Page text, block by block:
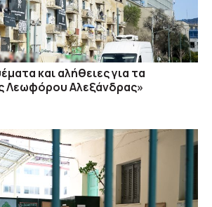
και αλήθειες για τα
Λεωφόρου Αλεξάνδρας»